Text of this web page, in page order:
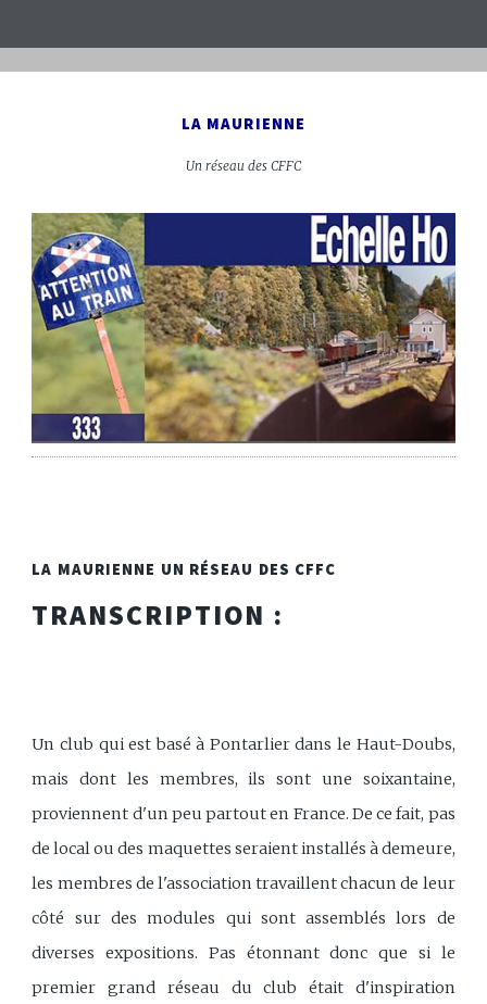
LA MAURIENNE
Un réseau des CFFC
LA MAURIENNE UN RÉSEAU DES CFFC
TRANSCRIPTION :
Un club qui est basé à Pontarlier dans le Haut-Doubs,
mais dont les membres, ils sont une soixantaine,
proviennent d'un peu partout en France. De ce fait, pas
de local ou des maquettes seraient installés à demeure,
les membres de l'association travaillent chacun de leur
côté sur des modules qui sont assemblés lors de
diverses expositions. Pas étonnant donc que si le
premier grand réseau du club était d'inspiration